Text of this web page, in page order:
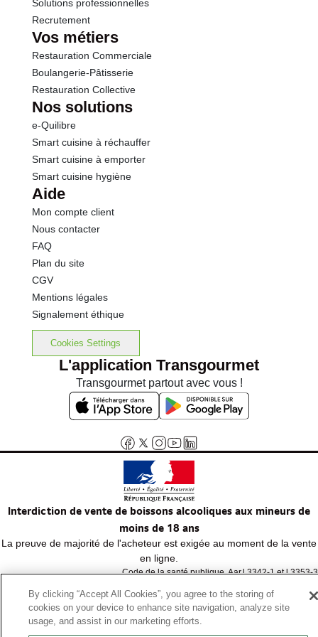
Sodium
Vitamine A
Vitamine D
Vitamines E
Vitamine C
Thiamine
Riboflavine
Niacine
Vitamine B 6
dont Acide folique
Vitamine B 12
dont Acide pantothénique
Phosphore 0.00 mg
Fer 0.0 mg
Solutions professionnelles
Recrutement
Vos métiers
Restauration Commerciale
Boulangerie-Pâtisserie
Restauration Collective
Nos solutions
e-Quilibre
Smart cuisine à réchauffer
Smart cuisine à emporter
Smart cuisine hygiène
Aide
Mon compte client
Nous contacter
FAQ
Plan du site
CGV
Mentions légales
Signalement éthique
Cookies Settings
L'application Transgourmet
Transgourmet partout avec vous !
Interdiction de vente de boissons alcooliques aux mineurs de
moins de 18 ans
La preuve de majorité de l'acheteur est exigée au moment de la vente
en ligne.
Code de la santé publique, Aar.l.3342-1 et l.3353-3
© Tous droits réservés
By clicking “Accept All Cookies”, you agree to the storing of
cookies on your device to enhance site navigation, analyze site
usage, and assist in our marketing efforts.